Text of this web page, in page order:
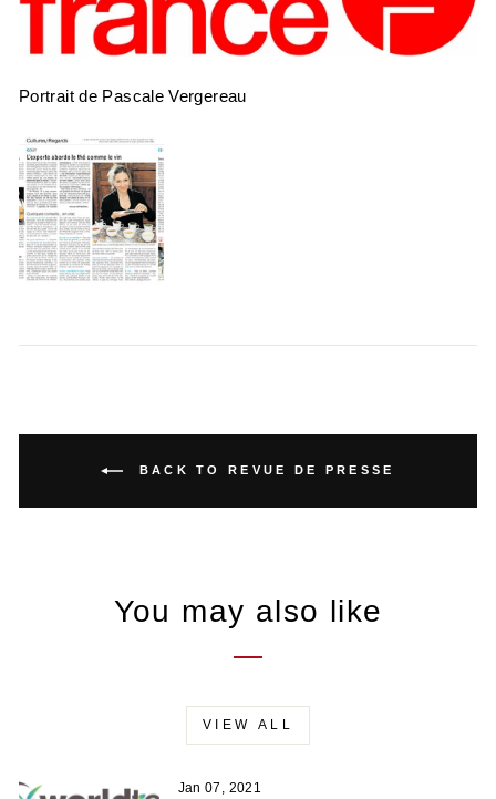
Portrait de Pascale Vergereau
BACK TO REVUE DE PRESSE
You may also like
VIEW ALL
Jan 07, 2021